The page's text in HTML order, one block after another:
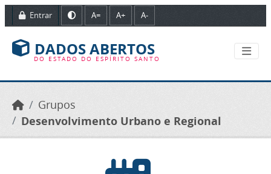
Ir para o conteúdo principal
Entrar A= A+ A-
DADOS ABERTOS
DO ESTADO DO ESPÍRITO SANTO
Grupos
Desenvolvimento Urbano e Regional